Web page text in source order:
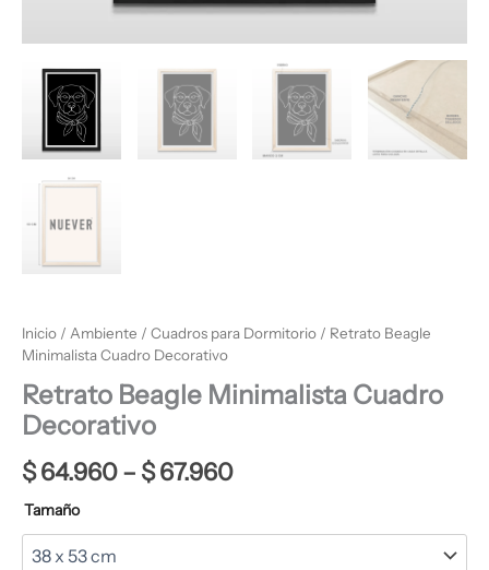
Inicio / Ambiente / Cuadros para Dormitorio / Retrato Beagle
Minimalista Cuadro Decorativo
Retrato Beagle Minimalista Cuadro
Decorativo
$64.960– $67.960
Tamaño